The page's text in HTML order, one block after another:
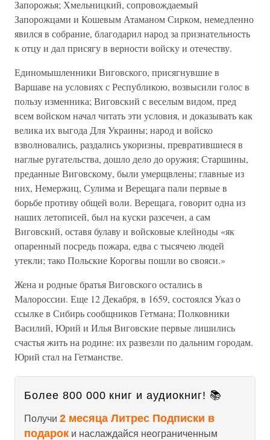
Запорожья; Хмельницкий, сопровождаемый
Запорожцами и Кошевым Атаманом Сирком, немедленно
явился в собрание, благодарил народ за признательность
к отцу и дал присягу в верности войску и отечеству.
Единомышленники Виговского, присягнувшие в
Варшаве на условиях с Республикою, возвысили голос в
пользу изменника; Виговский с веселым видом, пред
всем войском начал читать эти условия, и доказывать как
велика их выгода Для Украины; народ и войско
взволновались, раздались укоризны, превратившиеся в
наглые ругательства, дошло дело до оружия; Старшины,
преданные Виговскому, были умерщвлены; главные из
них, Немержиц, Сулима и Верещага пали первые в
борьбе противу общей воли. Верещага, говорит одна из
наших летописей, был на куски разсечен, а сам
Виговский, оставя булаву и войсковые клейноды «як
опаренный посредь пожара, едва с тысячею людей
утекли; тако Польские Корогвы пошли во свояси.»
Жена и родные братья Виговского остались в
Малороссии. Еще 12 Декабря, в 1659, состоялся Указ о
ссылке в Сибирь сообщников Гетмана; Полковники
Василий, Юрий и Илья Виговские первые лишились
счастья жить на родине: их развезли по дальним городам.
Юрий стал на Гетманстве.
Более 800 000 книг и аудиокниг! 📚
Получи 2 месяца Литрес Подписки в
подарок и наслаждайся неограниченным